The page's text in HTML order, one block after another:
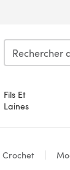
Fils Et
Laines
Crochet